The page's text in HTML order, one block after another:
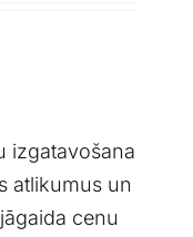
izgatavošana
atlikumus un
cenu